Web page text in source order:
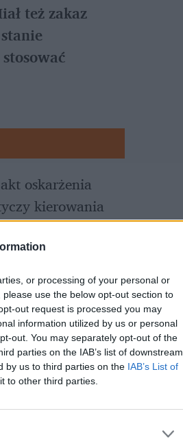
or processing of your personal or
use the below opt-out section to
out request is processed you may
information utilized by us or personal
out. You may separately opt-out of the
parties on the IAB’s list of downstream
by us to third parties on the IAB’s List of
to other third parties.
też zakaz
oskarżenia
kierowania
pojazdów
zakresie kat. B